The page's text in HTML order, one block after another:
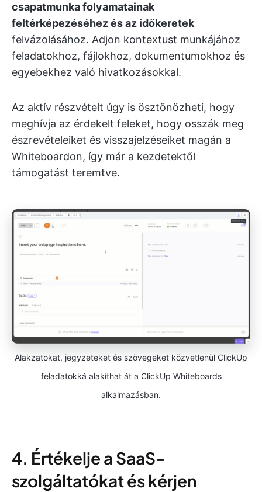
csapatmunka folyamatainak
feltérképezéséhez és az időkeretek
felvázolásához. Adjon kontextust munkájához
feladatokhoz, fájlokhoz, dokumentumokhoz és
egyebekhez való hivatkozásokkal.
Az aktív részvételt úgy is ösztönözheti, hogy
meghívja az érdekelt feleket, hogy osszák meg
észrevételeiket és visszajelzéseiket magán a
Whiteboardon, így már a kezdetektől
támogatást teremtve.
Alakzatokat, jegyzeteket és szövegeket közvetlenül ClickUp
feladatokká alakíthat át a ClickUp Whiteboards
alkalmazásban.
4. Értékelje a SaaS-
szolgáltatókat és kérjen